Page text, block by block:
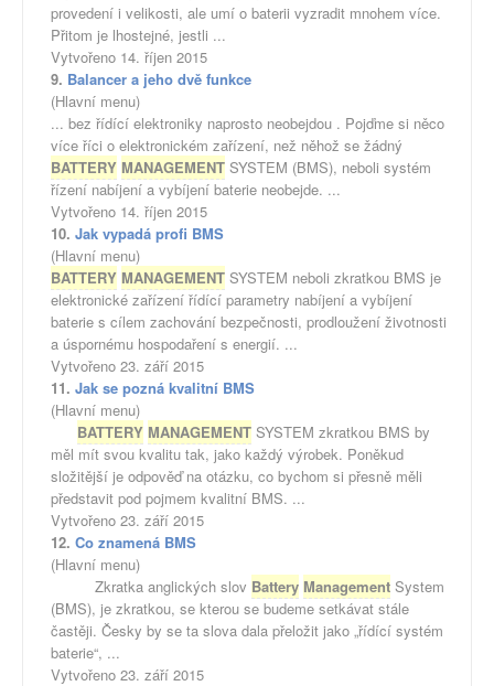
provedení i velikosti, ale umí o baterii vyzradit mnohem více.
Přitom je lhostejné, jestli ...
Vytvořeno 14. říjen 2015
9. Balancer a jeho dvě funkce
(Hlavní menu)
... bez řídící elektroniky naprosto neobejdou . Pojďme si něco
více říci o elektronickém zařízení, než něhož se žádný
BATTERY MANAGEMENT SYSTEM (BMS), neboli systém
řízení nabíjení a vybíjení baterie neobejde. ...
Vytvořeno 14. říjen 2015
10. Jak vypadá profi BMS
(Hlavní menu)
BATTERY MANAGEMENT SYSTEM neboli zkratkou BMS je
elektronické zařízení řídící parametry nabíjení a vybíjení
baterie s cílem zachování bezpečnosti, prodloužení životnosti
a úspornému hospodaření s energií. ...
Vytvořeno 23. září 2015
11. Jak se pozná kvalitní BMS
(Hlavní menu)
BATTERY MANAGEMENT SYSTEM zkratkou BMS by
měl mít svou kvalitu tak, jako každý výrobek. Poněkud
složitější je odpověď na otázku, co bychom si přesně měli
představit pod pojmem kvalitní BMS. ...
Vytvořeno 23. září 2015
12. Co znamená BMS
(Hlavní menu)
Zkratka anglických slov Battery Management System
(BMS), je zkratkou, se kterou se budeme setkávat stále
častěji. Česky by se ta slova dala přeložit jako „řídící systém
baterie“, ...
Vytvořeno 23. září 2015